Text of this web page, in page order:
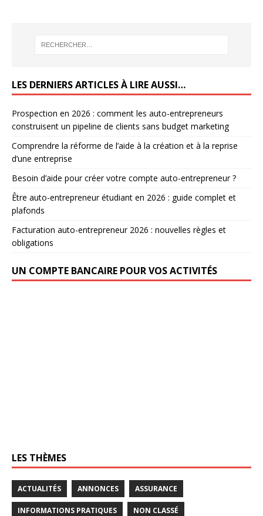
LES DERNIERS ARTICLES À LIRE AUSSI…
Prospection en 2026 : comment les auto-entrepreneurs
construisent un pipeline de clients sans budget marketing
Comprendre la réforme de l’aide à la création et à la reprise
d’une entreprise
Besoin d’aide pour créer votre compte auto-entrepreneur ?
Être auto-entrepreneur étudiant en 2026 : guide complet et
plafonds
Facturation auto-entrepreneur 2026 : nouvelles règles et
obligations
UN COMPTE BANCAIRE POUR VOS ACTIVITÉS
LES THÈMES
ACTUALITÉS ANNONCES ASSURANCE
INFORMATIONS PRATIQUES NON CLASSÉ